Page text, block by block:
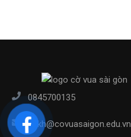
0845700135
cskh@covuasaigon.edu.vn